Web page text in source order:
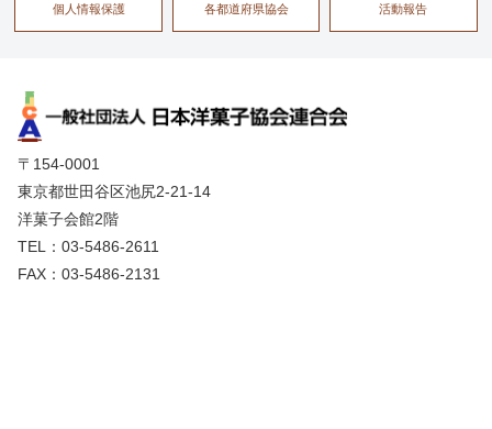
個人情報保護 各都道府県協会 活動報告
〒154-0001
東京都世田谷区池尻2-21-14
洋菓子会館2階
TEL：03-5486-2611
FAX：03-5486-2131